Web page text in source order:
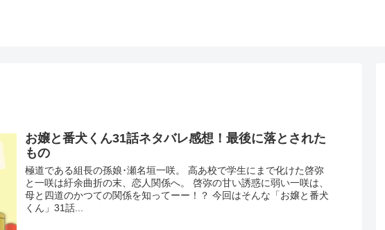
お嬢と番犬くん31話ネタバレ感想！最後に落とされた
もの
極道である組長の孫娘･瀬名垣一咲。 高あ校で学生にまで化けた啓弥
と一咲は紆余曲折の末、恋人関係へ。 啓弥の甘い誘惑に弱い一咲は、
母と四道のかつての関係を知ってーー！？ 今回はそんな「お嬢と番犬
くん」31話...